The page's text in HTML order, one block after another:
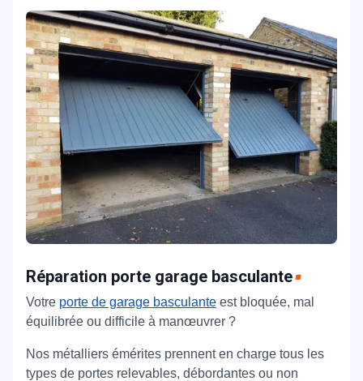
Réparation porte garage basculante
Votre porte de garage basculante est bloquée, mal
équilibrée ou difficile à manœuvrer ?
Nos métalliers émérites prennent en charge tous les
types de portes relevables, débordantes ou non